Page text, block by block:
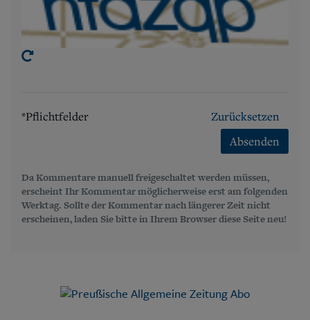
*Pflichtfelder
Zurücksetzen
Absenden
Da Kommentare manuell freigeschaltet werden müssen,
erscheint Ihr Kommentar möglicherweise erst am folgenden
Werktag. Sollte der Kommentar nach längerer Zeit nicht
erscheinen, laden Sie bitte in Ihrem Browser diese Seite neu!